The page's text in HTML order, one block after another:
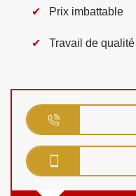
Prix imbattable
Travail de qualité